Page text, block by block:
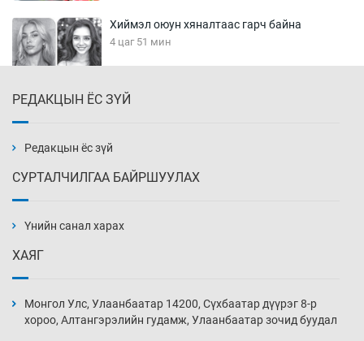
Хиймэл оюун хяналтаас гарч байна
4 цаг 51 мин
5 цаг 21 мин
нэмэгджээ
5 цаг 51 мин
РЕДАКЦЫН ЁС ЗҮЙ
Редакцын ёс зүй
СУРТАЛЧИЛГАА БАЙРШУУЛАХ
Үнийн санал харах
ХАЯГ
Монгол Улс, Улаанбаатар 14200, Сүхбаатар дүүрэг 8-р
хороо, Алтангэрэлийн гудамж, Улаанбаатар зочид буудал